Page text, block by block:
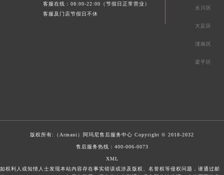
客服在线：08:00-22:00（节假日正常营业）
客服及门店节假日不休
永川区
大足区
潼南区
梁平区
版权所有:（Armani） 阿玛尼售后服务中心 Copyright © 2018-2032
售后服务热线： 400-006-0073
XML
如权利人或知情人士发现本站内容存在事实错误或涉及版权、名誉权等侵权问题，请通过邮